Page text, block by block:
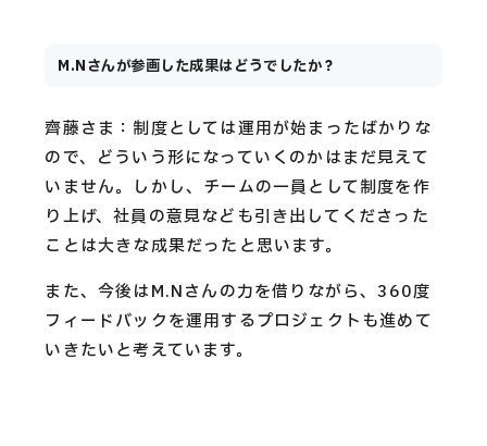
M.Nさんが参画した成果はどうでしたか？
齊藤さま：制度としては運用が始まったばかりな
ので、どういう形になっていくのかはまだ見えて
いません。しかし、チームの一員として制度を作
り上げ、社員の意見なども引き出してくださった
ことは大きな成果だったと思います。
また、今後はM.Nさんの力を借りながら、360度
フィードバックを運用するプロジェクトも進めて
いきたいと考えています。